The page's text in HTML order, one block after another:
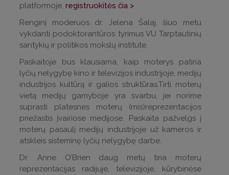
platformoje, registruokitės čia >
Renginį moderuos dr. Jelena Šalaj, šiuo metu
vykdanti podoktorantūros tyrimus VU Tarptautinių
santykių ir politikos mokslų institute.
Paskaitoje bus klausiama, kaip moterys patiria
lyčių nelygybę kino ir televizijos industrijoje, medijų
industrijos kultūrą ir galios struktūras.Tirti moterų
vietą medijų gamyboje yra svarbu, jei norime
suprasti platesnes moterų (mis)reprezentacijos
priežastis įvairiose medijose. Paskaita pažvelgs į
moterų pasaulį medijų industrijoje už kameros ir
atskleis sisteminę lyčių nelygybę darbe.
Dr. Anne O’Brien daug metų tiria moterų
reprezentacijas radijuje, televizijoje, kūrybinėse